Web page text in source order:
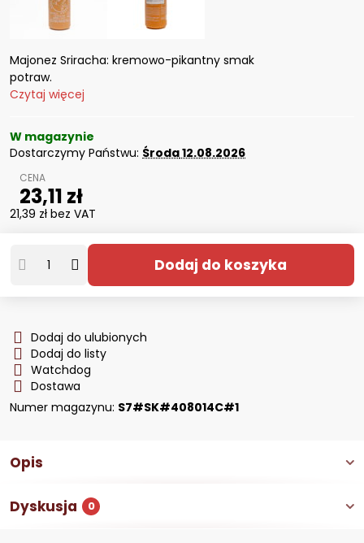
Majonez Sriracha: kremowo-pikantny smak
potraw.
Czytaj więcej
W magazynie
Dostarczymy Państwu: Środa12.08.2026
23,11 zł
21,39 zł bez VAT
Dodaj do koszyka
Dodaj do ulubionych
Dodaj do listy
Watchdog
Dostawa
Numer magazynu: S7#SK#408014C#1
Opis
Dyskusja 0